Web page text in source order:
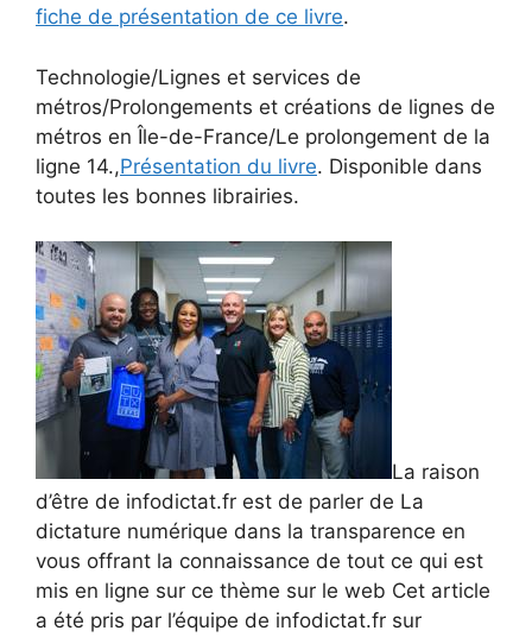
fiche de présentation de ce livre.
Technologie/Lignes et services de
métros/Prolongements et créations de lignes de
métros en Île-de-France/Le prolongement de la
ligne 14.,Présentation du livre. Disponible dans
toutes les bonnes librairies.
La raison
d’être de infodictat.fr est de parler de La
dictature numérique dans la transparence en
vous offrant la connaissance de tout ce qui est
mis en ligne sur ce thème sur le web Cet article
a été pris par l’équipe de infodictat.fr sur